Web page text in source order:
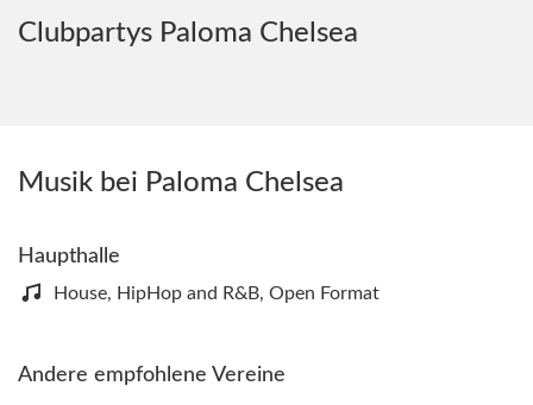
Clubpartys Paloma Chelsea
Musik bei Paloma Chelsea
Haupthalle
House, HipHop and R&B, Open Format
Andere empfohlene Vereine